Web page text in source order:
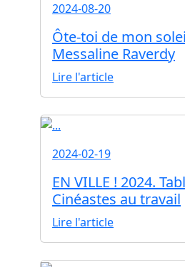
2024-08-20
Ôte-toi de mon
Messaline Raverdy
Lire l'article
2024-02-19
EN VILLE ! 2024.
Cinéastes au travail
Lire l'article